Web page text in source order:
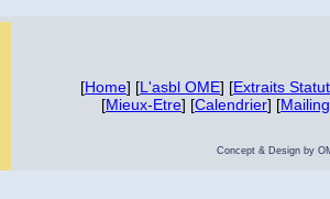
Concept & Design by
[Home] [L'asbl OME] [Extraits
[Mieux-Etre] [Calendrier] [